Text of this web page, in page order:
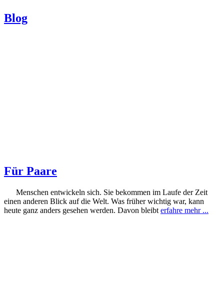
Blog
Für Paare
Menschen entwickeln sich. Sie bekommen im Laufe der Zeit
einen anderen Blick auf die Welt. Was früher wichtig war, kann
heute ganz anders gesehen werden. Davon bleibt erfahre mehr ...